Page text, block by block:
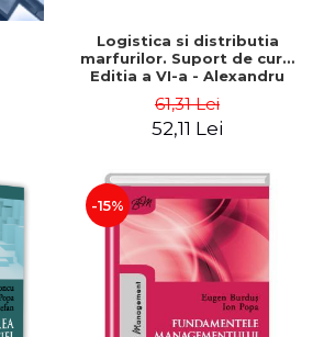
Logistica si distributia
marfurilor. Suport de curs.
Editia a VI-a - Alexandru
61,31 Lei
52,11 Lei
-15%